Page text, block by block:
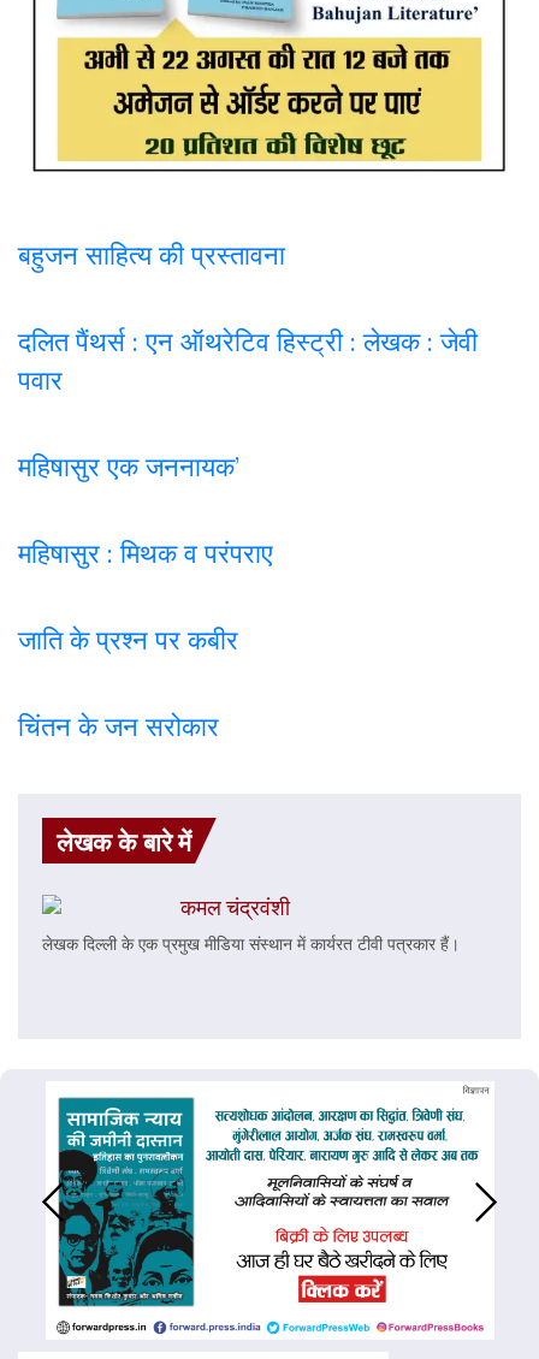
बहुजन साहित्य की प्रस्तावना
दलित पैंथर्स : एन ऑथरेटिव हिस्ट्री : लेखक : जेवी
पवार
महिषासुर एक जननायक’
महिषासुर : मिथक व परंपराए
जाति के प्रश्न पर कबीर
चिंतन के जन सरोकार
लेखक के बारे में
कमल चंद्रवंशी
लेखक दिल्ली के एक प्रमुख मीडिया संस्थान में कार्यरत टीवी पत्रकार हैं।